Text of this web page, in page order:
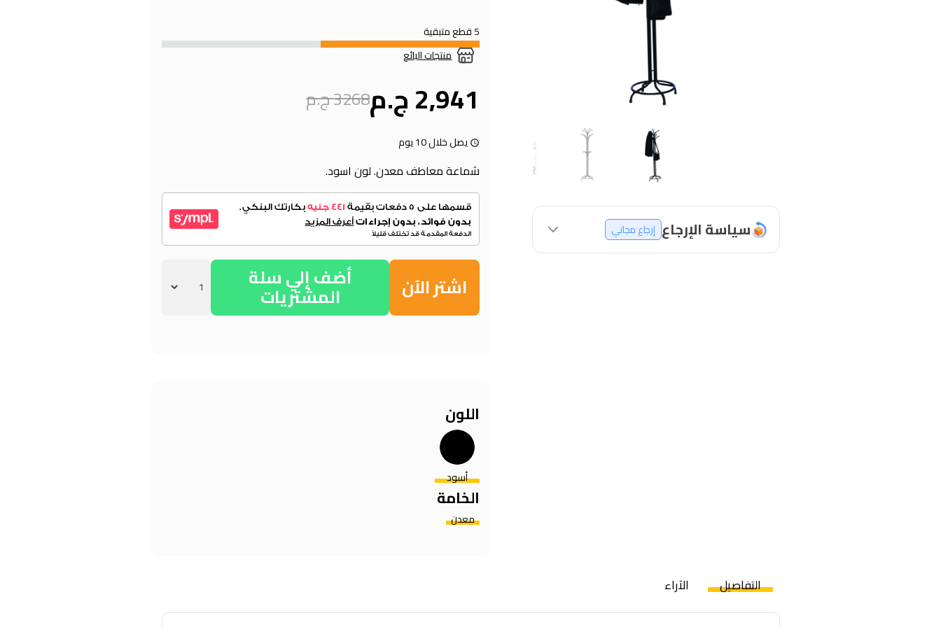
سياسة الإرجاع إرجاع مجاني
5 قطع متبقية
منتجات البائع
2,941 ج.م 3268 ج.م
يصل خلال 10 يوم
شماعة معاطف معدن. لون اسود.
اشتر الآن أضف إلي سلة
المشتريات
اللون
أسود
الخامة
معدن
التفاصيل الآراء